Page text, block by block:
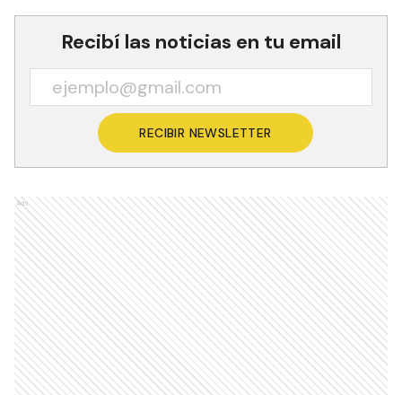
Recibí las noticias en tu email
RECIBIR NEWSLETTER
Ads